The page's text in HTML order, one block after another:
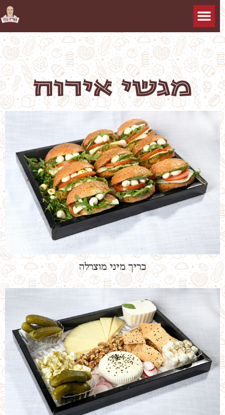
מגשי אירוח
כריך מיני מוצרלה